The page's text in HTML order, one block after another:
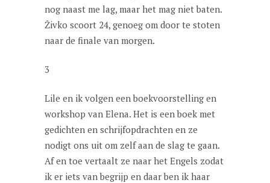
nog naast me lag, maar het mag niet baten.
Živko scoort 24, genoeg om door te stoten
naar de finale van morgen.
3
Lile en ik volgen een boekvoorstelling en
workshop van Elena. Het is een boek met
gedichten en schrijfopdrachten en ze
nodigt ons uit om zelf aan de slag te gaan.
Af en toe vertaalt ze naar het Engels zodat
ik er iets van begrijp en daar ben ik haar